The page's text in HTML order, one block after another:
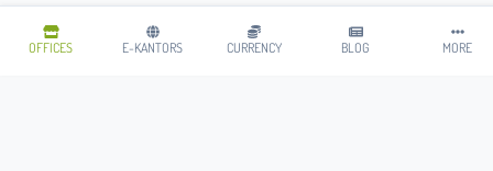
OFFICES E-KANTORS CURRENCY BLOG MORE